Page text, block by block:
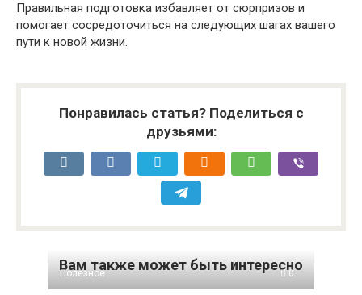
Правильная подготовка избавляет от сюрпризов и
помогает сосредоточиться на следующих шагах вашего
пути к новой жизни.
Понравилась статья? Поделиться с
друзьями:
Вам также может быть интересно
Полезное 0